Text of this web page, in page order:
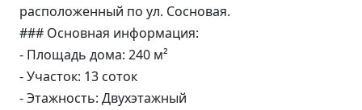
расположенный по ул. Сосновая.
### Основная информация:
- Площадь дома: 240 м²
- Участок: 13 соток
- Этажность: Двухэтажный